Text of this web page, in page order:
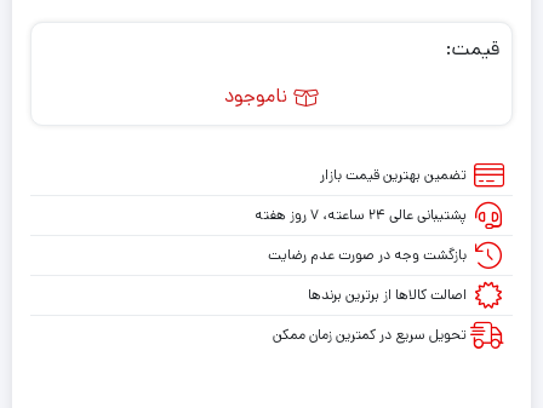
قیمت:
ناموجود
تضمین بهترین قیمت بازار
پشتیبانی عالی ۲۴ ساعته، ۷ روز هفته
بازگشت وجه در صورت عدم رضایت
اصالت کالاها از برترین برندها
تحویل سریع در کمترین زمان ممکن